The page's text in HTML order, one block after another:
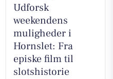
Udforsk
weekendens
muligheder i
Hornslet: Fra
episke film til
slotshistorie